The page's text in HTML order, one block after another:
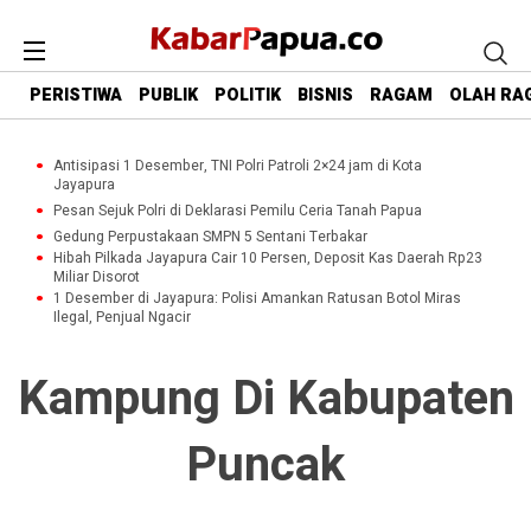
PERISTIWA PUBLIK POLITIK BISNIS RAGAM OLAH
Antisipasi 1 Desember, TNI Polri Patroli 2×24 jam di Kota
Jayapura
Pesan Sejuk Polri di Deklarasi Pemilu Ceria Tanah Papua
Gedung Perpustakaan SMPN 5 Sentani Terbakar
Hibah Pilkada Jayapura Cair 10 Persen, Deposit Kas Daerah Rp23
Miliar Disorot
1 Desember di Jayapura: Polisi Amankan Ratusan Botol Miras
Ilegal, Penjual Ngacir
Kampung Di Kabupaten
Puncak